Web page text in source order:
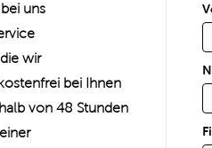
uns
wir
bei Ihnen
von 48 Stunden